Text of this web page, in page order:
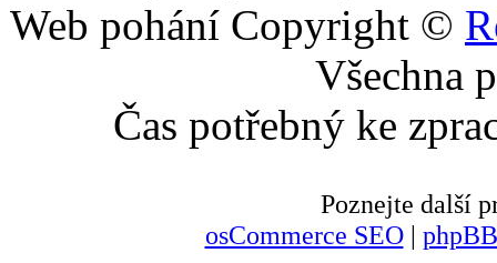
Web pohání Copyright ©
Všechna
Čas potřebný ke
Poznejte další
osCommerce SEO|